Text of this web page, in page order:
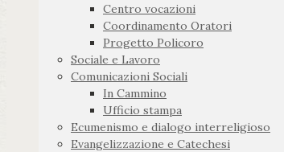
Centro vocazioni
Coordinamento Oratori
Progetto Policoro
Sociale e Lavoro
Comunicazioni Sociali
In Cammino
Ufficio stampa
Ecumenismo e dialogo interreligioso
Evangelizzazione e Catechesi